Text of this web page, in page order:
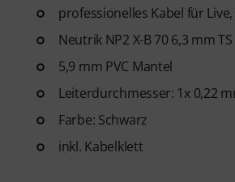
professionelles Kabel für
Neutrik NP2 X-B 70 6,3 mm
5,9 mm PVC Mantel
Leiterdurchmesser: 1x 0,22
Farbe: Schwarz
inkl. Kabelklett